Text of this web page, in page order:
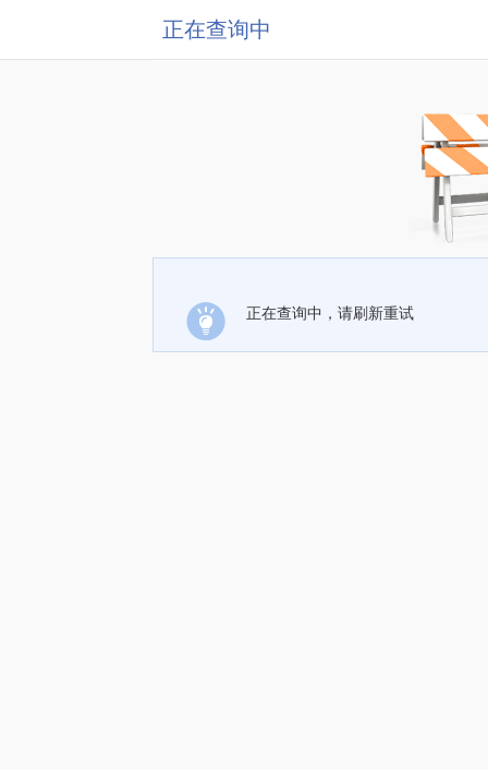
正在查询中
正在查询中，请刷新重试